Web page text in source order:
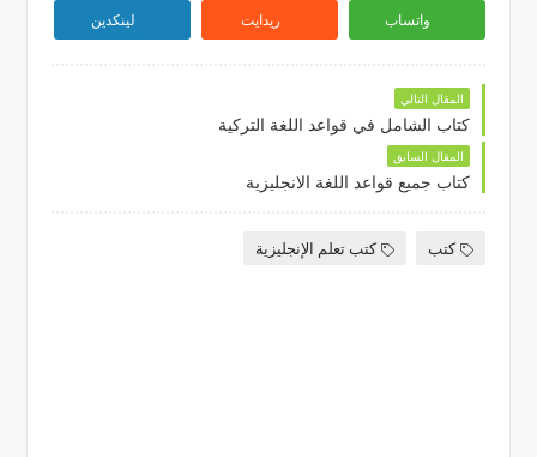
واتساب ريدايت لينكدين
المقال التالي
كتاب الشامل في قواعد اللغة التركية
المقال السابق
كتاب جميع قواعد اللغة الانجليزية
كتب كتب تعلم الإنجليزية